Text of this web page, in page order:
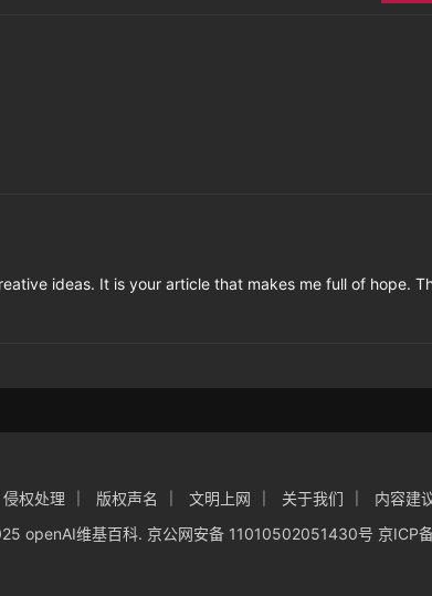
ideas. It is your article that makes me full of hope.
侵权处理 版权声名 文明上网 关于我们 内容建
openAI维基百科. 京公网安备 11010502051430号 京ICP